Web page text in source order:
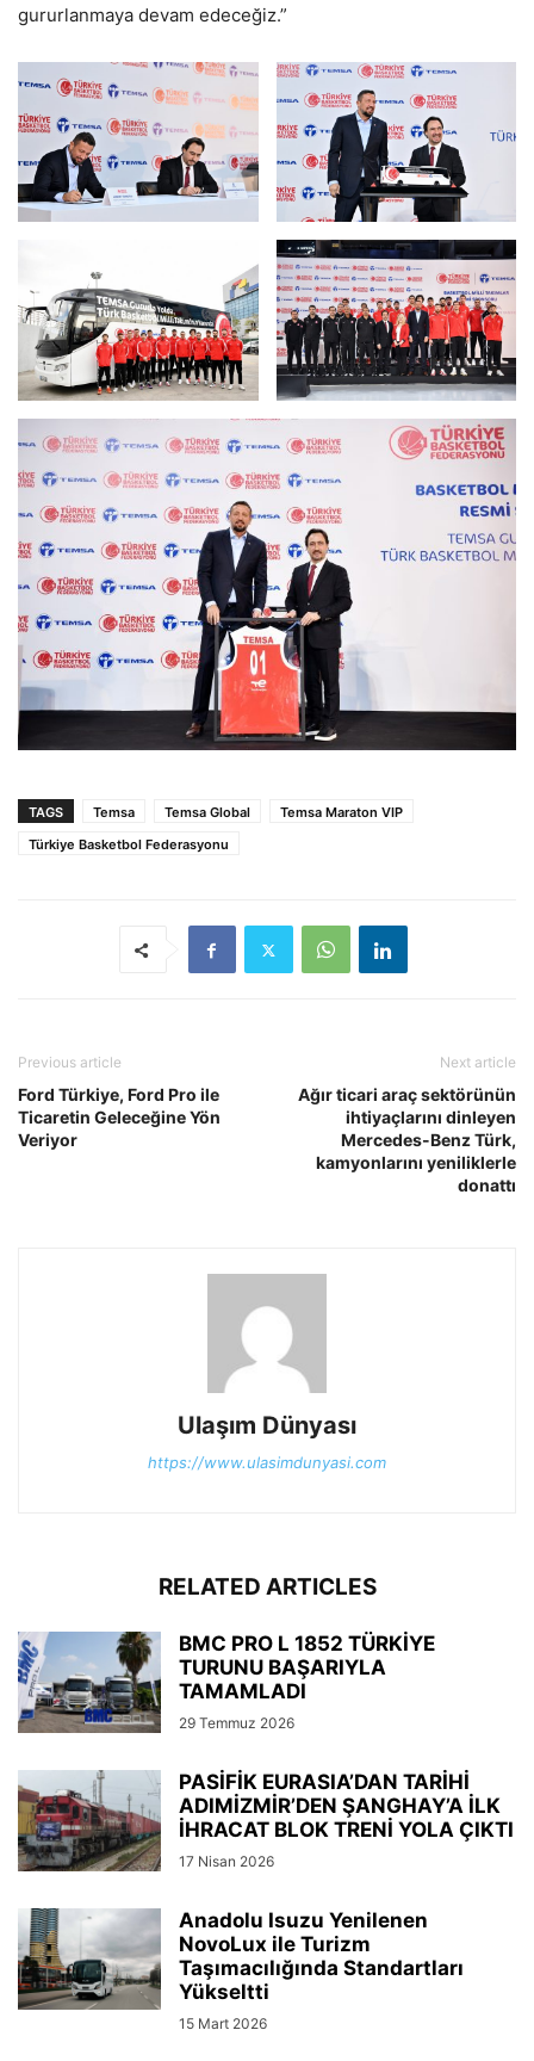
gururlanmaya devam edeceğiz.”
TAGS Temsa Temsa Global
Temsa Maraton VIP
Türkiye Basketbol Federasyonu
Previous article
Ford Türkiye, Ford Pro ile
Ticaretin Geleceğine Yön
Veriyor
Next article
Ağır ticari araç sektörünün
ihtiyaçlarını dinleyen
Mercedes-Benz Türk,
kamyonlarını yeniliklerle
donattı
Ulaşım Dünyası
https://www.ulasimdunyasi.com
RELATED ARTICLES
BMC PRO L 1852 TÜRKİYE
TURUNU BAŞARIYLA
TAMAMLADI
29 Temmuz 2026
PASİFİK EURASIA’DAN TARİHİ
ADIMİZMİR’DEN ŞANGHAY’A İLK
İHRACAT BLOK TRENİ YOLA ÇIKTI
17 Nisan 2026
Anadolu Isuzu Yenilenen
NovoLux ile Turizm
Taşımacılığında Standartları
Yükseltti
15 Mart 2026